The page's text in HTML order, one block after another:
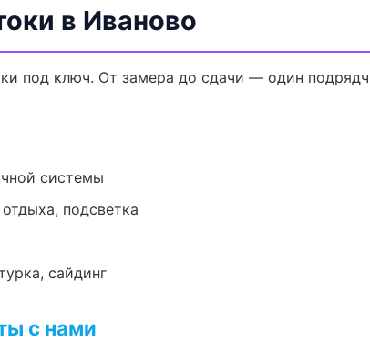
в Иваново
под ключ. От замера до сдачи — один
системы
подсветка
сайдинг
с нами